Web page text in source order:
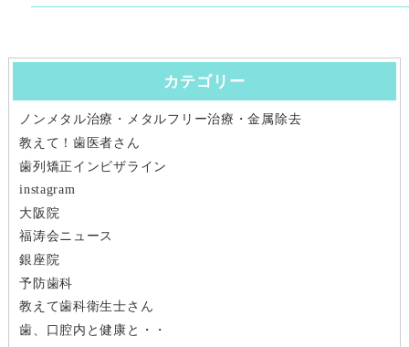
稿
ナ
ゲ
ー
シ
ョ
ン
カテゴリー
ノンメタル治療・メタルフリー治療・金属除去
教えて！歯医者さん
歯列矯正インビザライン
instagram
大阪院
福涛会ニュース
銀座院
予防歯科
教えて歯科衛生士さん
歯、口腔内と健康と・・